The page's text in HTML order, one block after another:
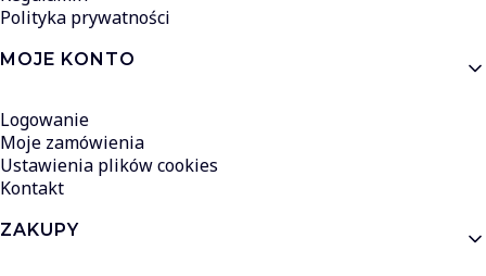
Polityka prywatności
MOJE KONTO
Logowanie
Moje zamówienia
Ustawienia plików cookies
Kontakt
ZAKUPY